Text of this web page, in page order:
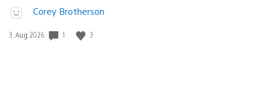
Corey Brotherson
Veröffentlichungsdatum:
3. Aug 2026 1 3